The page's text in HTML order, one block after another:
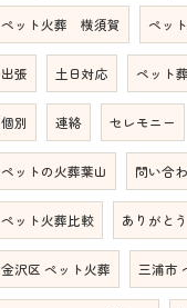
ペット火葬 横須賀 ペッ
出張 土日対応 ペット
個別 連絡 セレモニー
ペットの火葬葉山 問い合
ペット火葬比較 ありがとう
金沢区 ペット火葬 三浦市